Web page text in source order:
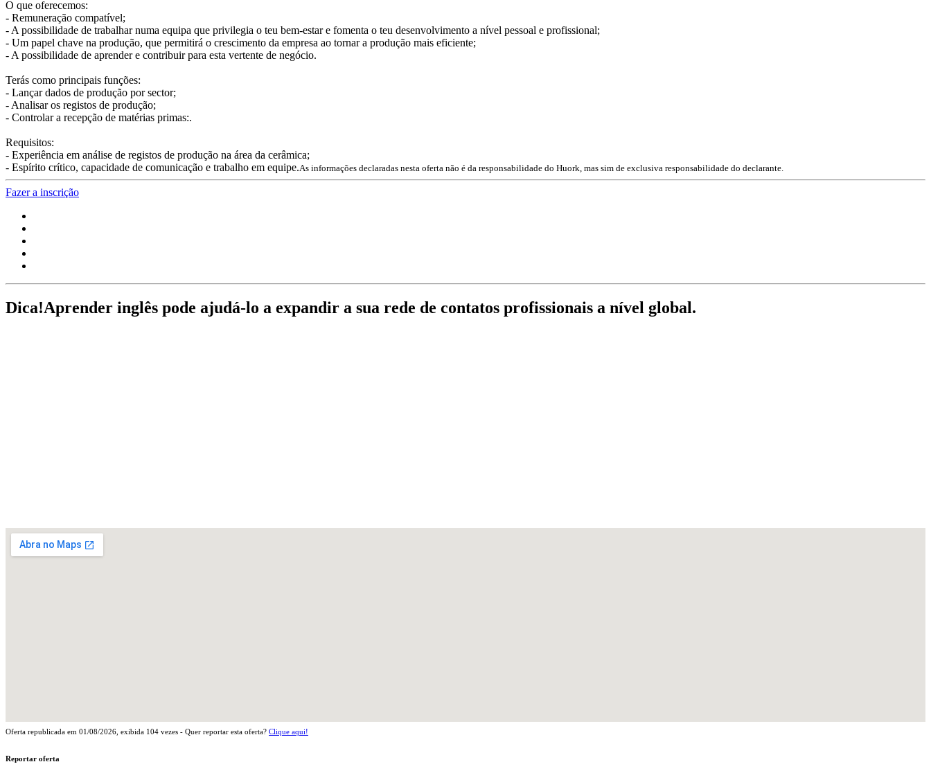
O que oferecemos:
- Remuneração compatível;
- A possibilidade de trabalhar numa equipa que privilegia o teu bem-estar e fomenta o teu desenvolvimento a nível pessoal e profissional;
- Um papel chave na produção, que permitirá o crescimento da empresa ao tornar a produção mais eficiente;
- A possibilidade de aprender e contribuir para esta vertente de negócio.
Terás como principais funções:
- Lançar dados de produção por sector;
- Analisar os registos de produção;
- Controlar a recepção de matérias primas:.
Requisitos:
- Experiência em análise de registos de produção na área da cerâmica;
- Espírito crítico, capacidade de comunicação e trabalho em equipe.As informações declaradas nesta oferta não é da responsabilidade do Huork, mas sim de exclusiva responsabilidade do declarante.
Fazer a inscrição
Dica!Aprender inglês pode ajudá-lo a expandir a sua rede de contatos profissionais a nível global.
Oferta republicada em 01/08/2026 , exibida 104 vezes - Quer reportar esta oferta? Clique aqui!
Reportar oferta